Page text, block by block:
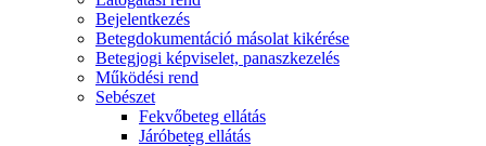
Bejelentkezés
Betegdokumentáció másolat kikérése
Betegjogi képviselet, panaszkezelés
Működési rend
Sebészet
Fekvőbeteg ellátás
Járóbeteg ellátás